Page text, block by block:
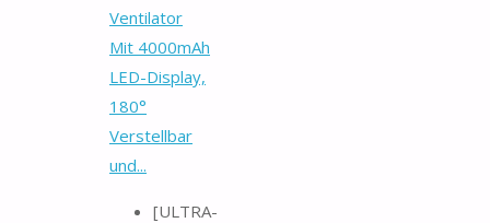
Ventilator
Mit 4000mAh
LED-Display,
180°
Verstellbar
und...
[ULTRA-